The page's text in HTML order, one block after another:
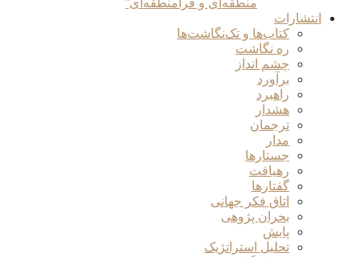
انتشارات
کتاب‌ها و تک‌نگاشت‌ها
ره نگاشت
چشم انداز
برآورد
راهبرد
هشدار
ترجمان
مدار
جستارها
رهیافت
گفتارها
اتاق فکر جهانی
بحران پژوهی
پایش
تحلیل استراتژیک